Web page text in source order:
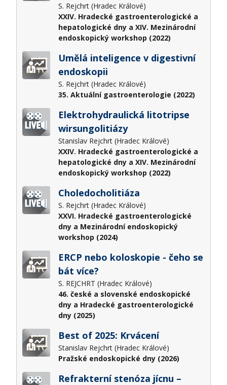
S. Rejchrt (Hradec Králové)
XXIV. Hradecké gastroenterologické a
hepatologické dny a XIV. Mezinárodní
endoskopický workshop (2022)
Umělá inteligence v digestivní
endoskopii
S. Rejchrt (Hradec Králové)
35. Aktuální gastroenterologie (2022)
Elektrohydraulická litotripse
wirsungolitiázy
Stanislav Rejchrt (Hradec Králové)
XXIV. Hradecké gastroenterologické a
hepatologické dny a XIV. Mezinárodní
endoskopický workshop (2022)
Choledocholitiáza
S. Rejchrt (Hradec Králové)
XXVI. Hradecké gastroenterologické
dny a Mezinárodní endoskopický
workshop (2024)
ERCP nebo koloskopie - čeho se
bát více?
S. REJCHRT (Hradec Králové)
46. české a slovenské endoskopické
dny a Hradecké gastroenterologické
dny (2025)
Best of 2025: Krvácení
Stanislav Rejchrt (Hradec Králové)
Pražské endoskopické dny (2026)
Refrakterní stenóza jícnu –